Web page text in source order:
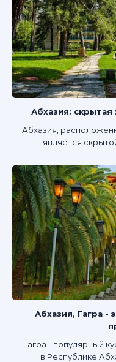
Абхазия: скрытая
Абхазия,
является
Абхазия, Гагра -
Гагра - популярный
в Республике